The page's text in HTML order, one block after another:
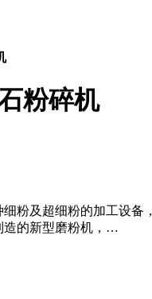
粉碎机
粉及超细粉的加工设备
造的新型磨粉机，…